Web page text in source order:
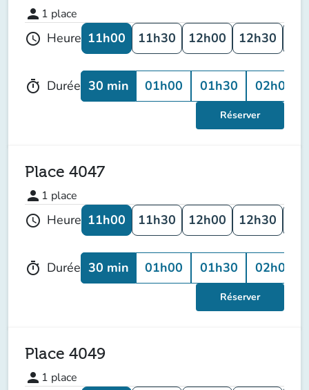
person 1 place
schedule Heure 11h00 11h30 12h00 12h30
timer Durée 30 min 01h00 01h30 02h00
Réserver
Place 4047
person 1 place
schedule Heure 11h00 11h30 12h00 12h30
timer Durée 30 min 01h00 01h30 02h00
Réserver
Place 4049
person 1 place